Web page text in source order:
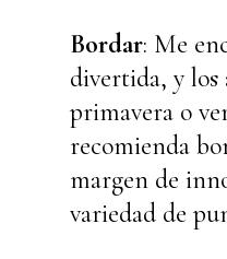
Bordar: Me
divertida, y los
primavera o
recomienda
margen de
variedad de